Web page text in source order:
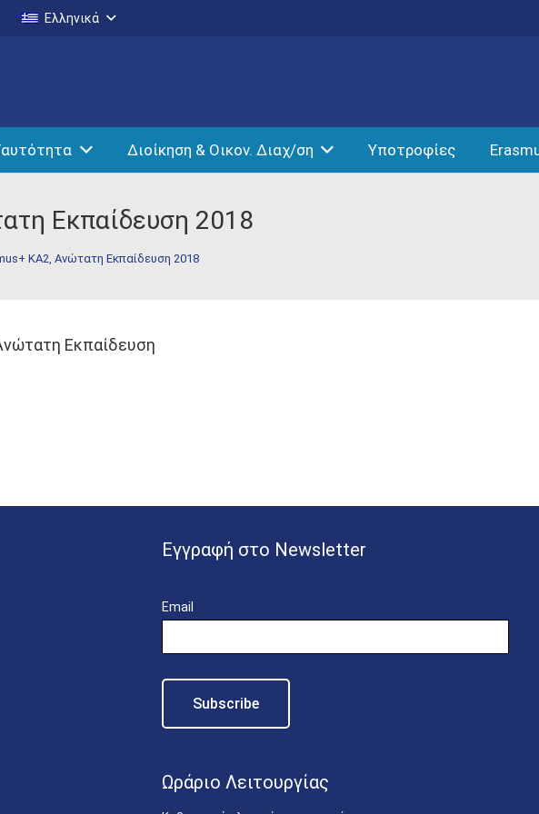
Ελληνικά
Διοίκηση & Οικον. Διαχ/ση Υποτροφίες
Εκπαίδευση 2018
KA2, Ανώτατη Εκπαίδευση 2018
Εκπαίδευση
Εγγραφή στο Newsletter
Email
Ωράριο Λειτουργίας